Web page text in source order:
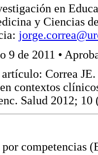
en
y Ciencias
9 de 2011 •
artículo: Correa
contextos
Salud 2012; 10
competencias